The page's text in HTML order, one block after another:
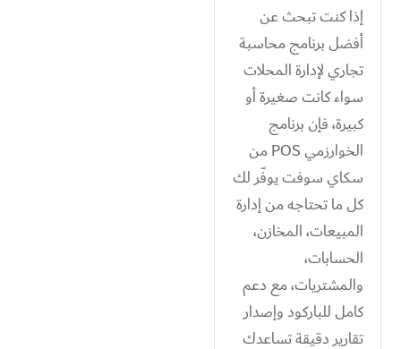
إذا كنت تبحث عن
أفضل برنامج محاسبة
تجاري لإدارة المحلات
سواء كانت صغيرة أو
كبيرة، فإن برنامج
الخوارزمي POS من
سكاي سوفت يوفّر لك
كل ما تحتاجه من إدارة
المبيعات، المخازن،
الحسابات،
والمشتريات، مع دعم
كامل للباركود وإصدار
تقارير دقيقة تساعدك